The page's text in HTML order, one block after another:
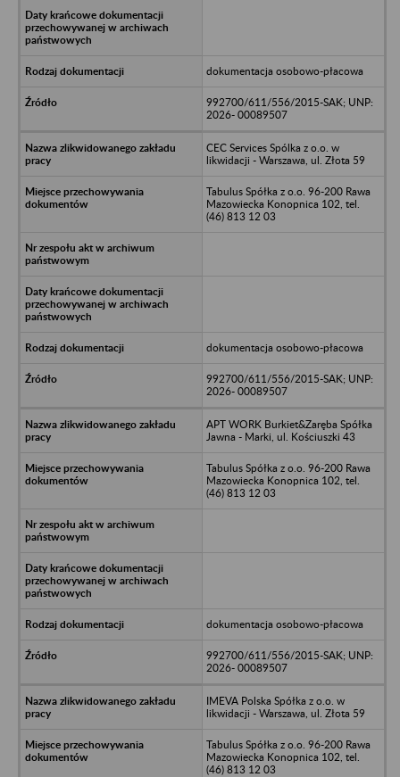
dokumentacja osobowo-płacowa
992700/611/556/2015-SAK; UNP:
2026- 00089507
CEC Services Spólka z o.o. w
likwidacji - Warszawa, ul. Złota 59
Tabulus Spółka z o.o. 96-200 Rawa
Mazowiecka Konopnica 102, tel.
(46) 813 12 03
dokumentacja osobowo-płacowa
992700/611/556/2015-SAK; UNP:
2026- 00089507
APT WORK Burkiet&Zaręba Spółka
Jawna - Marki, ul. Kościuszki 43
Tabulus Spółka z o.o. 96-200 Rawa
Mazowiecka Konopnica 102, tel.
(46) 813 12 03
dokumentacja osobowo-płacowa
992700/611/556/2015-SAK; UNP:
2026- 00089507
IMEVA Polska Spółka z o.o. w
likwidacji - Warszawa, ul. Złota 59
Tabulus Spółka z o.o. 96-200 Rawa
Mazowiecka Konopnica 102, tel.
(46) 813 12 03